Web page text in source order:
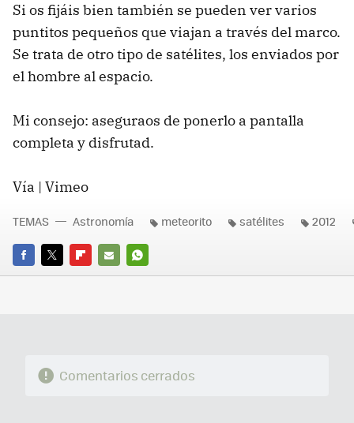
Si os fijáis bien también se pueden ver varios
puntitos pequeños que viajan a través del marco.
Se trata de otro tipo de satélites, los enviados por
el hombre al espacio.
Mi consejo: aseguraos de ponerlo a pantalla
completa y disfrutad.
Vía | Vimeo
FACEBOOK
TWITTERFLIPBOARD
E-
WHATSAPP
TEMAS Astronomía meteorito satélites 2012
Comentarios cerrados